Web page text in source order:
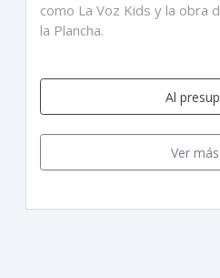
como La Voz Kids y la obra
la Plancha.
Al
Ver más